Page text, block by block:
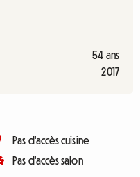
54 ans
2017
Pas d'accès cuisine
Pas d'accès salon